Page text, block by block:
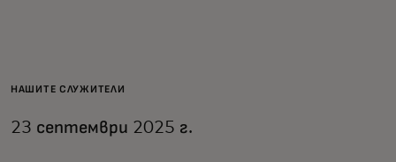
За бизнес
НАШИТЕ СЛУЖИТЕЛИ
23 септември 2025 г.